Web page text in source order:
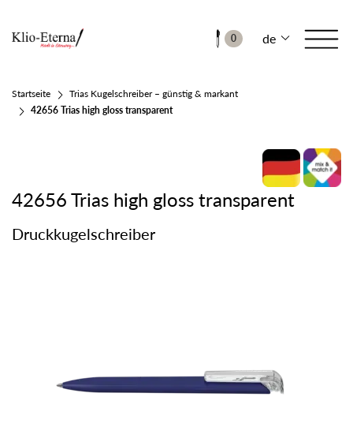
0 de
Startseite
Trias Kugelschreiber – günstig & markant
42656 Trias high gloss transparent
42656 Trias high gloss transparent
Druckkugelschreiber